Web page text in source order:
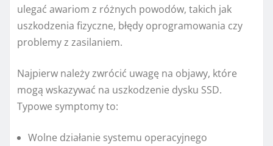
ulegać awariom z różnych powodów, takich jak
uszkodzenia fizyczne, błędy oprogramowania czy
problemy z zasilaniem.
Najpierw należy zwrócić uwagę na objawy, które
mogą wskazywać na uszkodzenie dysku SSD.
Typowe symptomy to:
Wolne działanie systemu operacyjnego